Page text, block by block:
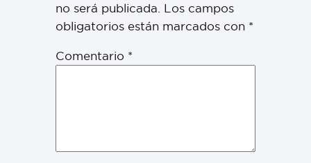
no será publicada. Los campos
obligatorios están marcados con *
Comentario *